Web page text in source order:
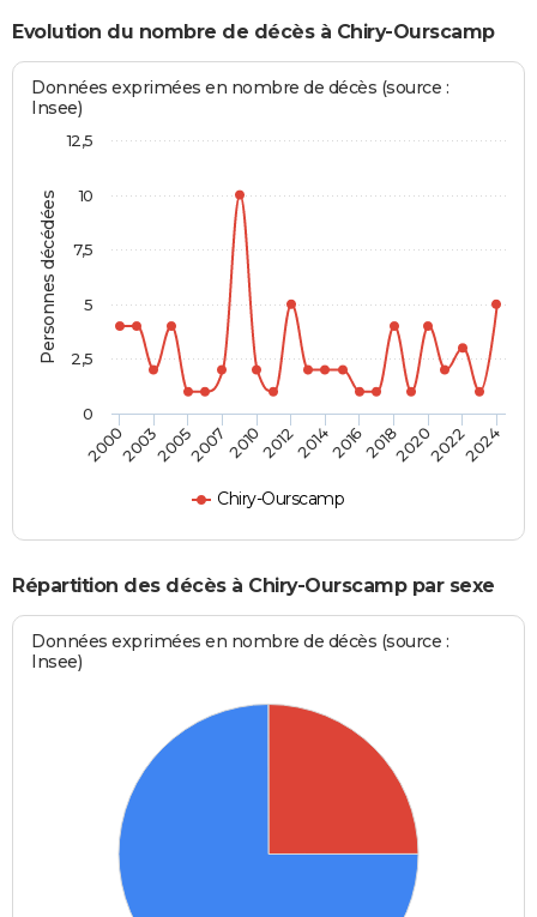
Evolution du nombre de décès à Chiry-Ourscamp
Personnes décédées
Données exprimées en nombre de décès (source :
Insee)
Chiry-Ourscamp
200020032005200720102012201420162018202020222024
0
2,5
5
7,5
10
12,5
Répartition des décès à Chiry-Ourscamp par sexe
Données exprimées en nombre de décès (source :
Insee)